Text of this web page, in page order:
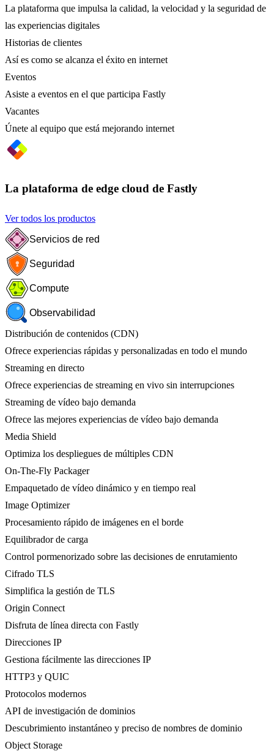
La plataforma que impulsa la calidad, la velocidad y la seguridad de
las experiencias digitales
Historias de clientes
Así es como se alcanza el éxito en internet
Eventos
Asiste a eventos en el que participa Fastly
Vacantes
Únete al equipo que está mejorando internet
La plataforma de edge cloud de Fastly
Ver todos los productos
Servicios de red
Seguridad
Compute
Observabilidad
Distribución de contenidos (CDN)
Ofrece experiencias rápidas y personalizadas en todo el mundo
Streaming en directo
Ofrece experiencias de streaming en vivo sin interrupciones
Streaming de vídeo bajo demanda
Ofrece las mejores experiencias de vídeo bajo demanda
Media Shield
Optimiza los despliegues de múltiples CDN
On-The-Fly Packager
Empaquetado de vídeo dinámico y en tiempo real
Image Optimizer
Procesamiento rápido de imágenes en el borde
Equilibrador de carga
Control pormenorizado sobre las decisiones de enrutamiento
Cifrado TLS
Simplifica la gestión de TLS
Origin Connect
Disfruta de línea directa con Fastly
Direcciones IP
Gestiona fácilmente las direcciones IP
HTTP3 y QUIC
Protocolos modernos
API de investigación de dominios
Descubrimiento instantáneo y preciso de nombres de dominio
Object Storage